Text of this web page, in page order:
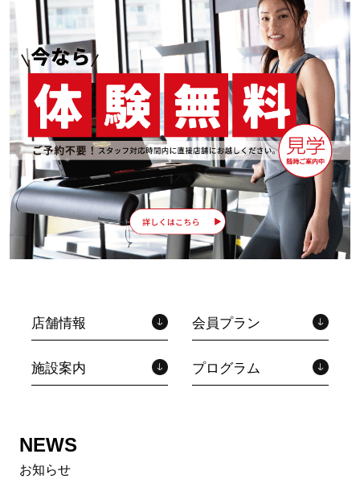
店舗情報 会員プラン
施設案内 プログラム
NEWS
お知らせ